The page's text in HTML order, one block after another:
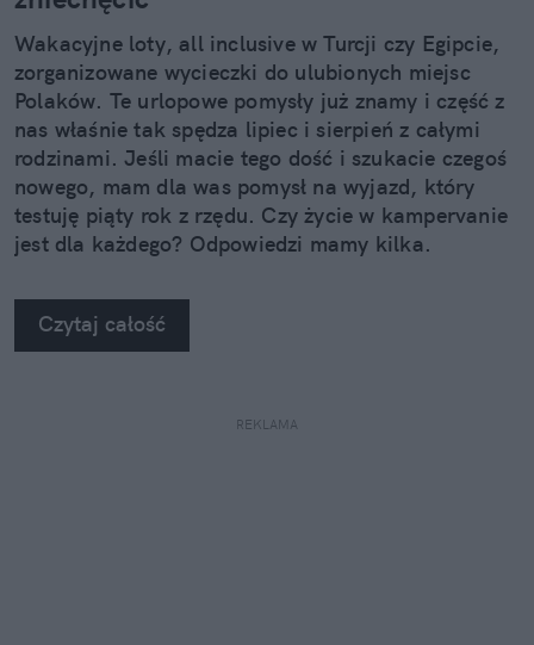
Wakacyjne loty, all inclusive w Turcji czy Egipcie,
zorganizowane wycieczki do ulubionych miejsc
Polaków. Te urlopowe pomysły już znamy i część z
nas właśnie tak spędza lipiec i sierpień z całymi
rodzinami. Jeśli macie tego dość i szukacie czegoś
nowego, mam dla was pomysł na wyjazd, który
testuję piąty rok z rzędu. Czy życie w kampervanie
jest dla każdego? Odpowiedzi mamy kilka.
Czytaj całość
REKLAMA